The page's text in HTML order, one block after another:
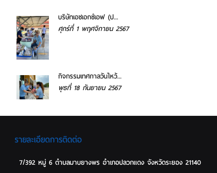
บริษัทเอชเอกซ์เอฟ (ป...
ศุกร์ที่ 1 พฤศจิกายน 2567
กิจกรรมเทศกาลวันไหว้...
พุธที่ 18 กันยายน 2567
รายละเอียดการติดต่อ
7/392 หมู่ 6 ตำบลมาบยางพร อำเภอปลวกแดง จังหวัดระยอง 21140